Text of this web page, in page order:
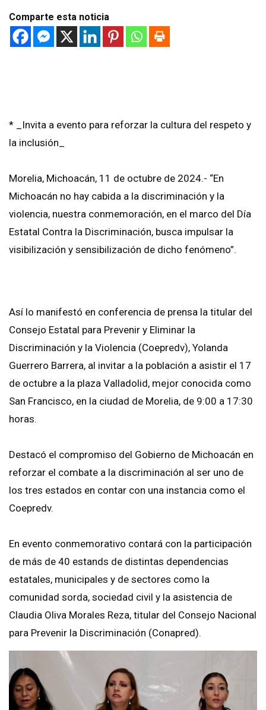
Comparte esta noticia
* _Invita a evento para reforzar la cultura del respeto y
la inclusión_
Morelia, Michoacán, 11 de octubre de 2024.- “En
Michoacán no hay cabida a la discriminación y la
violencia, nuestra conmemoración, en el marco del Día
Estatal Contra la Discriminación, busca impulsar la
visibilización y sensibilización de dicho fenómeno”.
Así lo manifestó en conferencia de prensa la titular del
Consejo Estatal para Prevenir y Eliminar la
Discriminación y la Violencia (Coepredv), Yolanda
Guerrero Barrera, al invitar a la población a asistir el 17
de octubre a la plaza Valladolid, mejor conocida como
San Francisco, en la ciudad de Morelia, de 9:00 a 17:30
horas.
Destacó el compromiso del Gobierno de Michoacán en
reforzar el combate a la discriminación al ser uno de
los tres estados en contar con una instancia como el
Coepredv.
En evento conmemorativo contará con la participación
de más de 40 estands de distintas dependencias
estatales, municipales y de sectores como la
comunidad sorda, sociedad civil y la asistencia de
Claudia Oliva Morales Reza, titular del Consejo Nacional
para Prevenir la Discriminación (Conapred).